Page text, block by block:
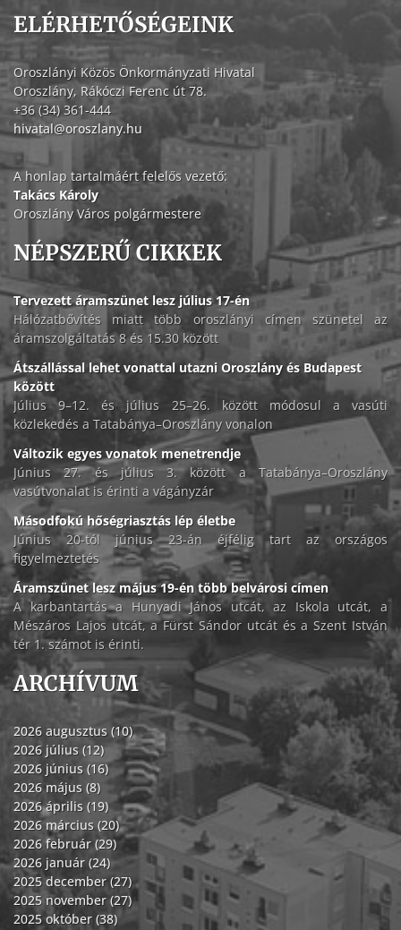
ELÉRHETŐSÉGEINK
Oroszlányi Közös Önkormányzati Hivatal
Oroszlány, Rákóczi Ferenc út 78.
+36 (34) 361-444
hivatal@oroszlany.hu
A honlap tartalmáért felelős vezető:
Takács Károly
Oroszlány Város polgármestere
NÉPSZERŰ CIKKEK
Tervezett áramszünet lesz július 17-én
Hálózatbővítés miatt több oroszlányi címen szünetel az
áramszolgáltatás 8 és 15.30 között
Átszállással lehet vonattal utazni Oroszlány és Budapest
között
Július 9–12. és július 25–26. között módosul a vasúti
közlekedés a Tatabánya–Oroszlány vonalon
Változik egyes vonatok menetrendje
Június 27. és július 3. között a Tatabánya–Oroszlány
vasútvonalat is érinti a vágányzár
Másodfokú hőségriasztás lép életbe
Június 20-tól június 23-án éjfélig tart az országos
figyelmeztetés
Áramszünet lesz május 19-én több belvárosi címen
A karbantartás a Hunyadi János utcát, az Iskola utcát, a
Mészáros Lajos utcát, a Fürst Sándor utcát és a Szent István
tér 1. számot is érinti.
ARCHÍVUM
2026 augusztus (10)
2026 július (12)
2026 június (16)
2026 május (8)
2026 április (19)
2026 március (20)
2026 február (29)
2026 január (24)
2025 december (27)
2025 november (27)
2025 október (38)